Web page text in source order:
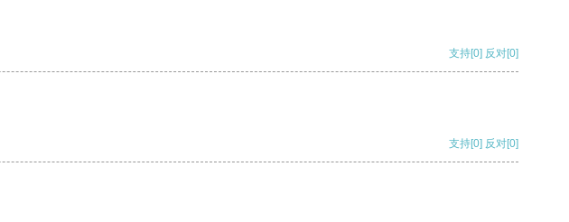
支持[0] 反对[0]
支持[0] 反对[0]